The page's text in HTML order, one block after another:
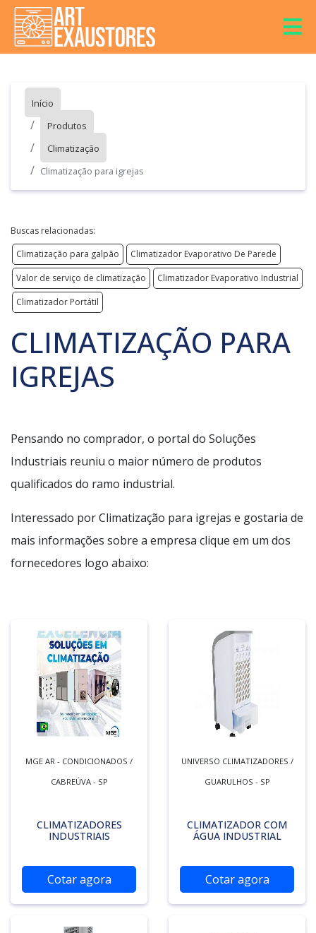
Início
Produtos
Climatização
Climatização para igrejas
Buscas relacionadas:
Climatização para galpão
Climatizador Evaporativo De Parede
Valor de serviço de climatização
Climatizador Evaporativo Industrial
Climatizador Portátil
CLIMATIZAÇÃO PARA
IGREJAS
Pensando no comprador, o portal do Soluções
Industriais reuniu o maior número de produtos
qualificados do ramo industrial.
Interessado por Climatização para igrejas e gostaria de
mais informações sobre a empresa clique em um dos
fornecedores logo abaixo:
MGE AR - CONDICIONADOS /
CABREÚVA - SP
CLIMATIZADORES
INDUSTRIAIS
Cotar agora
UNIVERSO CLIMATIZADORES /
GUARULHOS - SP
CLIMATIZADOR COM
ÁGUA INDUSTRIAL
Cotar agora